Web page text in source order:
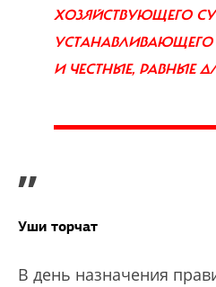
ХОЗЯЙСТВУЮЩЕГО
УСТАНАВЛИВАЮЩЕГО
И ЧЕСТНЫЕ, РАВНЫЕ
”
Уши торчат
В день назначения